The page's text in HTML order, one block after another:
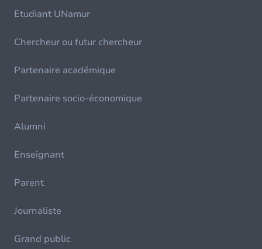
Etudiant UNamur
Chercheur ou futur chercheur
Partenaire académique
Partenaire socio-économique
Alumni
Enseignant
Parent
Journaliste
Grand public